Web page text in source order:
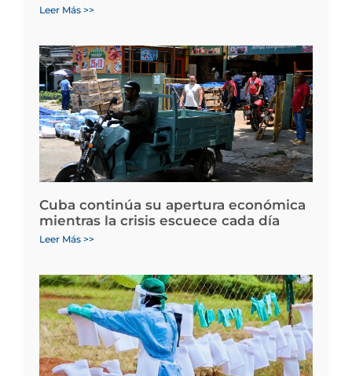
Leer Más >>
Cuba continúa su apertura económica
mientras la crisis escuece cada día
Leer Más >>